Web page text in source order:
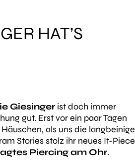
HAT’S
Giesinger ist doch immer
gut. Erst vor ein paar Tagen
als uns die langbeinige
Stories stolz ihr neues It-Piece
Piercing am Ohr.